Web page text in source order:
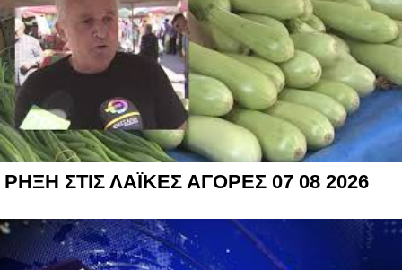
ΡΗΞΗ ΣΤΙΣ ΛΑΪΚΕΣ ΑΓΟΡΕΣ 07 08 2026